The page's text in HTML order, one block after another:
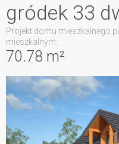
70.78 m²
gródek 33
Projekt domu mieszkalnego
mieszkalnym.